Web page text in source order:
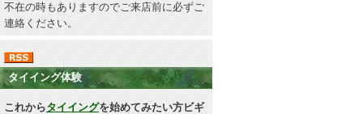
不在の時もありますのでご来店前に必ずご
連絡ください。
タイイング体験
これからタイイングを始めてみたい方ビギ